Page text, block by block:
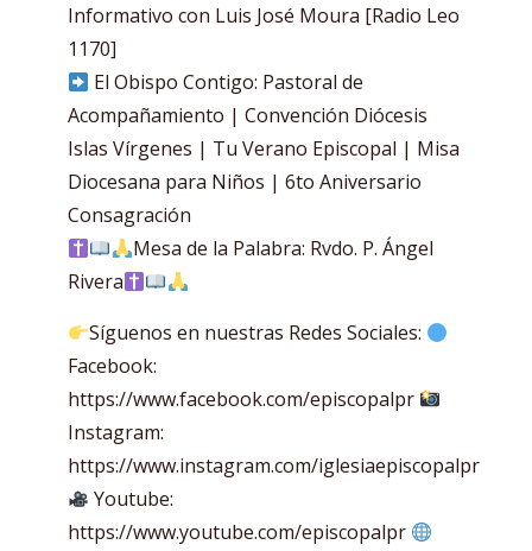
Informativo con Luis José Moura [Radio Leo
1170]
El Obispo Contigo: Pastoral de
Acompañamiento | Convención Diócesis
Islas Vírgenes | Tu Verano Episcopal | Misa
Diocesana para Niños | 6to Aniversario
Consagración
Mesa de la Palabra: Rvdo. P. Ángel
Rivera
Síguenos en nuestras Redes Sociales:
Facebook:
https://www.facebook.com/episcopalpr
Instagram:
https://www.instagram.com/iglesiaepiscopalpr
Youtube:
https://www.youtube.com/episcopalpr